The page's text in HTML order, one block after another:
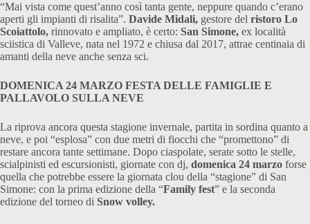
“Mai vista come quest’anno così tanta gente, neppure quando c’erano
aperti gli impianti di risalita”. Davide Midali, gestore del ristoro Lo
Scoiattolo, rinnovato e ampliato, è certo: San Simone, ex località
sciistica di Valleve, nata nel 1972 e chiusa dal 2017, attrae centinaia di
amanti della neve anche senza sci.
DOMENICA 24 MARZO FESTA DELLE FAMIGLIE E
PALLAVOLO SULLA NEVE
La riprova ancora questa stagione invernale, partita in sordina quanto a
neve, e poi “esplosa” con due metri di fiocchi che “promettono” di
restare ancora tante settimane. Dopo ciaspolate, serate sotto le stelle,
scialpinisti ed escursionisti, giornate con dj, domenica 24 marzo forse
quella che potrebbe essere la giornata clou della “stagione” di San
Simone: con la prima edizione della “Family fest” e la seconda
edizione del torneo di Snow volley.